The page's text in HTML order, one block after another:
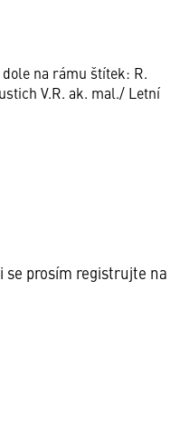
na rámu štítek: R.
V.R. ak. mal./ Letní
se prosím registrujte na